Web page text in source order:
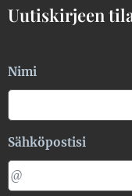
Uutiskirjeen
Nimi
Sähköpostisi